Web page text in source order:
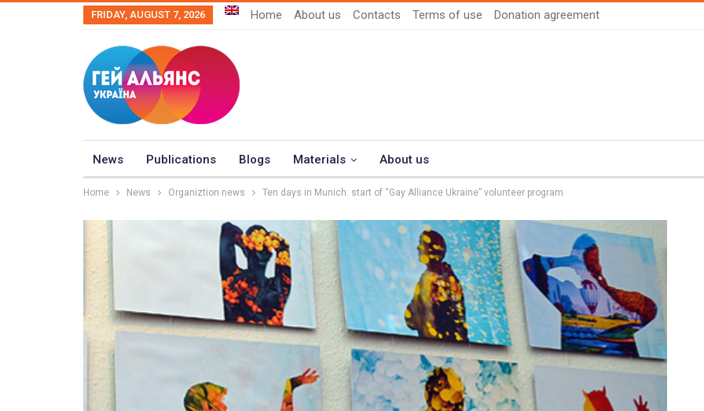
FRIDAY, AUGUST 7, 2026 Home About us Contacts Terms of use Donation agreement
News Publications Blogs Materials About us
Home News Organiztion news Ten days in Munich: start of “Gay Alliance Ukraine” volunteer program